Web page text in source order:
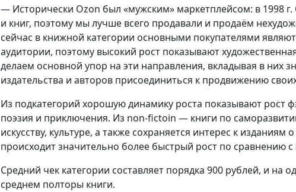
— Исторически Ozon был «мужским» маркетплейсом: в 1998 г.
и книг, поэтому мы лучше всего продавали и продаём
сейчас в книжной категории основными покупателями
аудитории, поэтому высокий рост показывают
делаем основной упор на эти направления, вкладывая в них
издательства и авторов присоединиться к продвижению
Из подкатегорий хорошую динамику роста показывают рост
поэзия и приключения. Из non-fictoin — книги по
искусству, культуре, а также сохраняется интерес к изданиям
происходит значительно более быстрый рост по сравнению с
Средний чек категории составляет порядка 900 рублей, и на
среднем полторы книги.